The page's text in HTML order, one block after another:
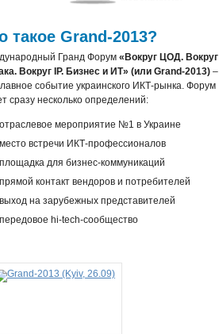
такое Grand-2013?
Гранд Форум «Вокруг ЦОД. Вокруг
Вокруг IP. Бизнес и ИТ» (или Grand-2013) –
событие украинского ИКТ-рынка. Форум
сразу несколько определений:
отраслевое мероприятие №1 в Украине
место встречи ИКТ-профессионалов
площадка для бизнес-коммуникаций
прямой контакт вендоров и потребителей
выход на зарубежных представителей
передовое hi-tech-сообщество